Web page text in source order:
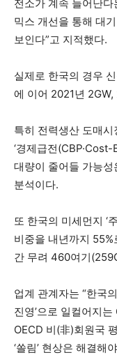
전소가 계속 늘어난다
믹스 개선을 통해 대
보인다”고 지적했다.
실제로 한국의 경우
에 이어 2021년
특히 전력생산 도매
‘경제급전
대량이 줄어들 가능
분석이다.
또 한국의 미세먼지 ‘
비중을 내년까지
간 무려 460여기
업계 관계자는 “한국
진영’으로 일컬어지
OECD 비(非)회원국
‘쏠림’ 현상은 해결해